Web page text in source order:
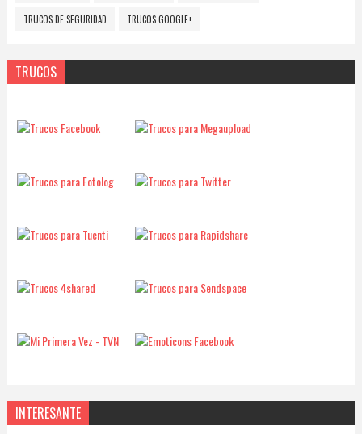
TRUCOS DE SEGURIDAD TRUCOS GOOGLE+
TRUCOS
INTERESANTE